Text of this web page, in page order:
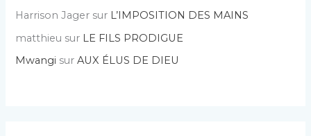
Harrison Jager sur L’IMPOSITION DES MAINS
matthieu sur LE FILS PRODIGUE
Mwangi surAUX ÉLUS DE DIEU